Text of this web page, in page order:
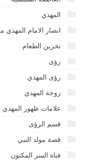
المهدي
انصار الامام المهدي
تخزين الطعام
رؤى
رؤى المهدي
زوجة المهدي
علامات ظهور المهدي
قسم الرؤى
قصة مولد النبي
قناة السر المكنون